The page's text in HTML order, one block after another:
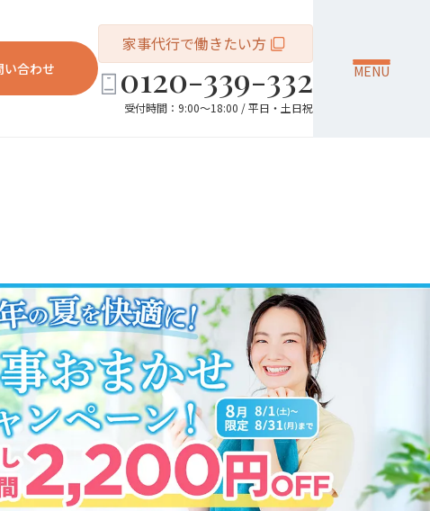
い合わせ
家事代行で働きたい方
0120-339-332
受付時間：9:00～18:00 / 平日・土日祝
MENU